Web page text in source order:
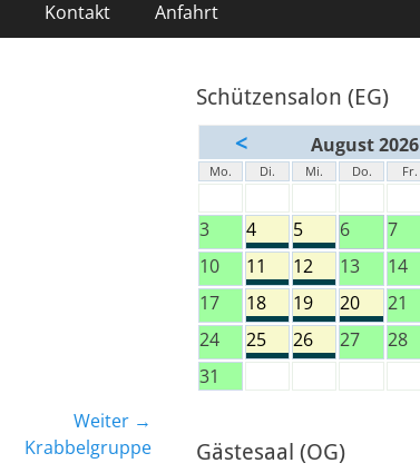
Kontakt Anfahrt
Weiter →
Krabbelgruppe
Schützensalon (EG)
< August 2026
Mo. Di. Mi. Do. Fr.
3
4 5 6 7
10
11 12 13 14
17
18 19 20 21
24
25 26 27 28
31
Gästesaal (OG)